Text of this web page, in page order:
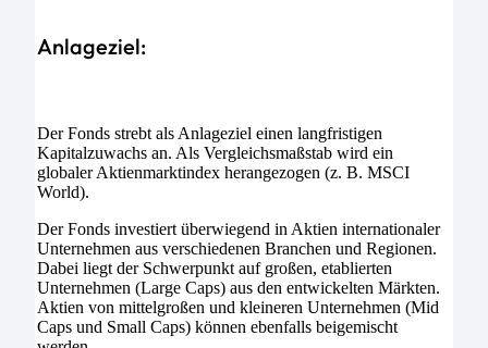
Anlageziel:
Der Fonds strebt als Anlageziel einen langfristigen
Kapitalzuwachs an. Als Vergleichsmaßstab wird ein
globaler Aktienmarktindex herangezogen (z. B. MSCI
World).
Der Fonds investiert überwiegend in Aktien internationaler
Unternehmen aus verschiedenen Branchen und Regionen.
Dabei liegt der Schwerpunkt auf großen, etablierten
Unternehmen (Large Caps) aus den entwickelten Märkten.
Aktien von mittelgroßen und kleineren Unternehmen (Mid
Caps und Small Caps) können ebenfalls beigemischt